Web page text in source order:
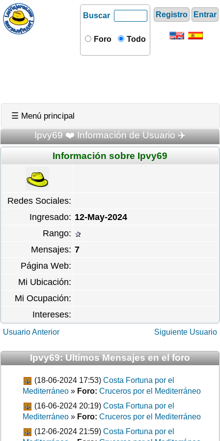
Registro Entrar
Buscar
Foro Todo
☰ Menú principal
Ipvy69 ❤️ Información de Usuario ✈️
Información sobre Ipvy69
Redes Sociales:
Ingresado: 12-May-2024
Rango:
Mensajes: 7
Página Web:
Mi Ubicación:
Mi Ocupación:
Intereses:
Usuario Anterior Siguiente Usuario
Ipvy69: Ultimos Mensajes en el foro
(18-06-2024 17:53) Costa Fortuna por el
Mediterráneo » Foro: Cruceros por el Mediterráneo
(16-06-2024 20:19) Costa Fortuna por el
Mediterráneo » Foro: Cruceros por el Mediterráneo
(12-06-2024 21:59) Costa Fortuna por el